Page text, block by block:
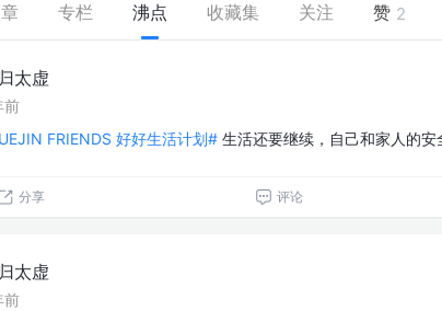
专栏 沸点 收藏集 关注 赞 2
太虚
前
FRIENDS 好好生活计划# 生活还要继续，自己和家人的安
分享 评论
太虚
前